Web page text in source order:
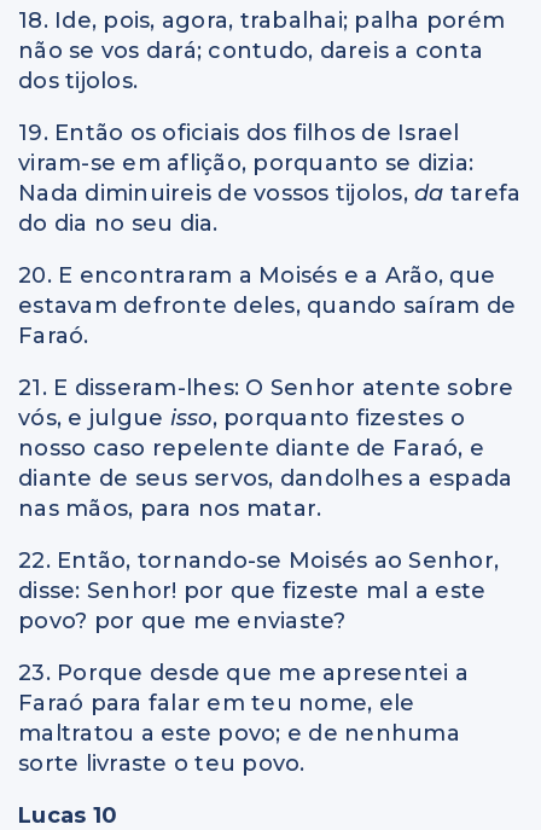
18. Ide, pois, agora, trabalhai; palha porém
não se vos dará; contudo, dareis a conta
dos tijolos.
19. Então os oficiais dos filhos de Israel
viram-se em aflição, porquanto se dizia:
Nada diminuireis de vossos tijolos, da tarefa
do dia no seu dia.
20. E encontraram a Moisés e a Arão, que
estavam defronte deles, quando saíram de
Faraó.
21. E disseram-lhes: O Senhor atente sobre
vós, e julgue isso, porquanto fizestes o
nosso caso repelente diante de Faraó, e
diante de seus servos, dandolhes a espada
nas mãos, para nos matar.
22. Então, tornando-se Moisés ao Senhor,
disse: Senhor! por que fizeste mal a este
povo? por que me enviaste?
23. Porque desde que me apresentei a
Faraó para falar em teu nome, ele
maltratou a este povo; e de nenhuma
sorte livraste o teu povo.
Lucas 10